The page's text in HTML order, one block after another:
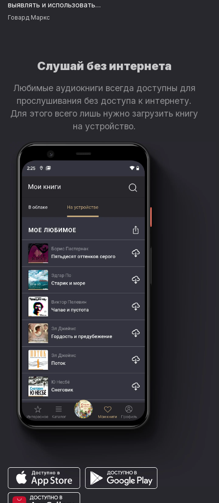
выявлять и использовать
закономерности для
Говард Маркс
Слушай без интернета
Любимые аудиокниги всегда доступны для
прослушивания без доступа к интернету.
Для этого всего лишь нужно загрузить книгу
на устройство.